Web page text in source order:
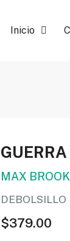
Inicio
MAX
DEBOLSILLO
$379.00